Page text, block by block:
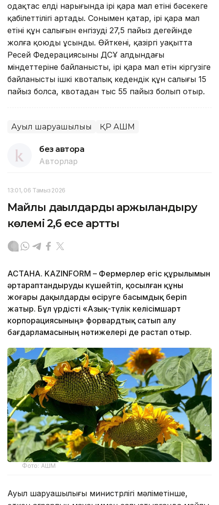
одақтас елдің нарығында ірі қара мал етінің бәсекеге
қабілеттілігі артады. Сонымен қатар, ірі қара мал
етінің құн салығын енгізуді 27,5 пайыз деңгейінде
жолға қоюды ұсынды. Өйткені, қазіргі уақытта
Ресей Федерациясының ДСҰ алдындағы
міндеттеріне байланысты, ірі қара мал етін кіргузіге
байланысты ішкі квоталық кедендік құн салығы 15
пайыз болса, квотадан тыс 55 пайыз болып отыр.
Ауыл шаруашылығы ҚР АШМ
без автора
Авторлар
13:01, 06 Тамыз 2026
Майлы дақылдарды қаржыландыру
көлемі 2,6 есе артты
АСТАНА. KAZINFORM – Фермерлер егіс құрылымын
әртараптандыруды күшейтіп, қосылған құны
жоғары дақылдарды өсіруге басымдық беріп
жатыр. Бұл үрдісті «Азық-түлік келісімшарт
корпорациясының» форвардтық сатып алу
бағдарламасының нәтижелері де растап отыр.
Фото: АШМ
Ауыл шаруашылығы министрлігі мәліметінше,